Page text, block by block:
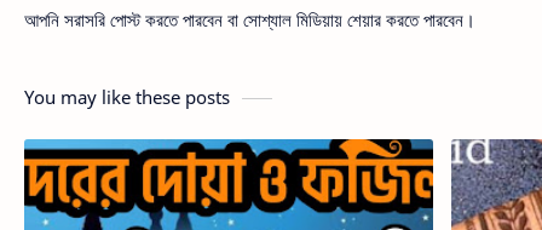
আপনি সরাসরি পোস্ট করতে পারবেন বা সোশ্যাল মিডিয়ায় শেয়ার করতে পারবেন।
You may like these posts